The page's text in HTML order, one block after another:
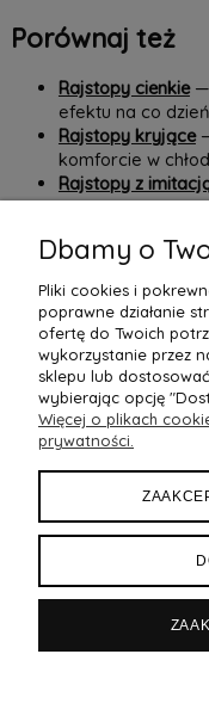
Porównaj też
Rajstopy cienkie—
efektu na co dzień.
Rajstopy kryjące
komforcie w
Rajstopy z
pończoch, ale
Pończochy damskie w
sprawia, że stylizacja
prostu bardziej stylowo.
Dbamy o
Pliki cookies i
poprawne działanie
ofertę do Twoich
wykorzystanie przez
sklepu lub
wybierając opcję
Więcej o plikach
prywatności.